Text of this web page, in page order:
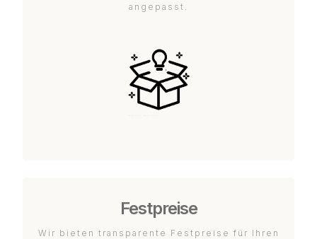
angepasst.
Festpreise
Wir bieten transparente Festpreise für Ihren